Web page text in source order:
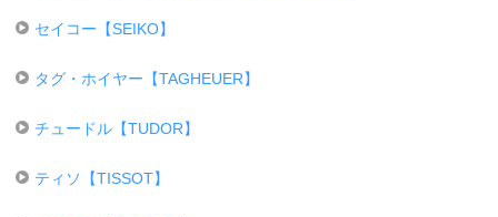
セイコー【SEIKO】
タグ・ホイヤー【TAGHEUER】
チュードル【TUDOR】
ティソ【TISSOT】